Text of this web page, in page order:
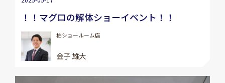
！！マグロの解体ショーイベント！！
柏ショールーム店
金子 雄大